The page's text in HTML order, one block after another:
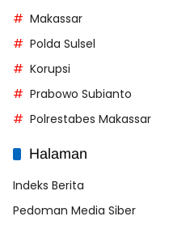
Makassar
Polda Sulsel
Korupsi
Prabowo Subianto
Polrestabes Makassar
Halaman
Indeks Berita
Pedoman Media Siber